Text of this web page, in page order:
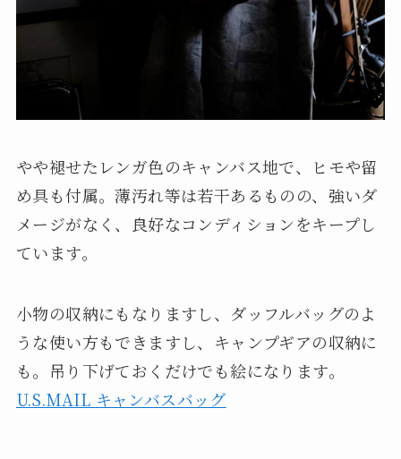
やや褪せたレンガ色のキャンバス地で、ヒモや留
め具も付属。薄汚れ等は若干あるものの、強いダ
メージがなく、良好なコンディションをキープし
ています。
小物の収納にもなりますし、ダッフルバッグのよ
うな使い方もできますし、キャンプギアの収納に
も。吊り下げておくだけでも絵になります。
U.S.MAIL キャンバスバッグ